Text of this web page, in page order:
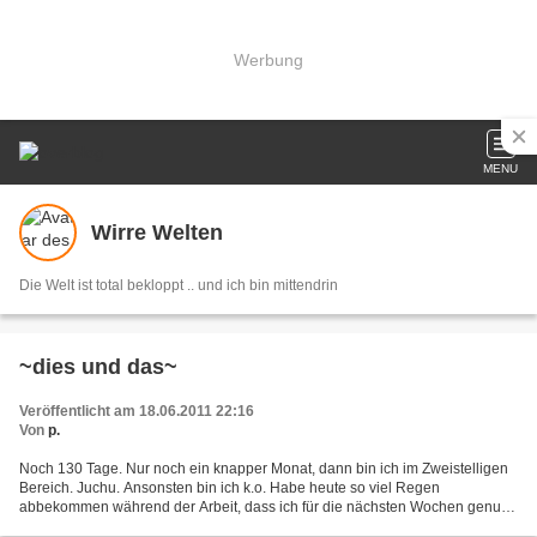
Werbung
MENU
Wirre Welten
Die Welt ist total bekloppt .. und ich bin mittendrin
~dies und das~
Veröffentlicht am 18.06.2011 22:16
Von p.
Noch 130 Tage. Nur noch ein knapper Monat, dann bin ich im Zweistelligen
Bereich. Juchu. Ansonsten bin ich k.o. Habe heute so viel Regen
abbekommen während der Arbeit, dass ich für die nächsten Wochen genug